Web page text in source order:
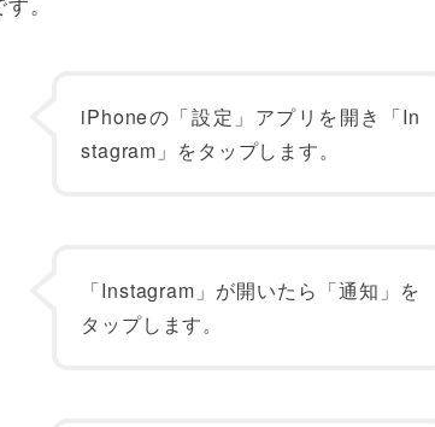
iPhoneの「設定」アプリを開き「In
stagram」をタップします。
「Instagram」が開いたら「通知」を
タップします。